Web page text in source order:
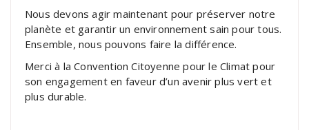
Nous devons agir maintenant pour préserver notre
planète et garantir un environnement sain pour tous.
Ensemble, nous pouvons faire la différence.
Merci à la Convention Citoyenne pour le Climat pour
son engagement en faveur d’un avenir plus vert et
plus durable.